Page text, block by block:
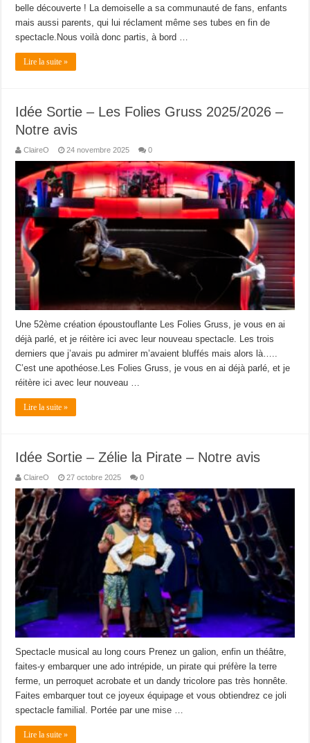
belle découverte ! La demoiselle a sa communauté de fans, enfants
mais aussi parents, qui lui réclament même ses tubes en fin de
spectacle.Nous voilà donc partis, à bord …
Lire la suite »
Idée Sortie – Les Folies Gruss 2025/2026 –
Notre avis
ClaireO 24 novembre 2025 0
Une 52ème création époustouflante Les Folies Gruss, je vous en ai
déjà parlé, et je réitère ici avec leur nouveau spectacle. Les trois
derniers que j’avais pu admirer m’avaient bluffés mais alors là…..
C’est une apothéose.Les Folies Gruss, je vous en ai déjà parlé, et je
réitère ici avec leur nouveau …
Lire la suite »
Idée Sortie – Zélie la Pirate – Notre avis
ClaireO 27 octobre 2025 0
Spectacle musical au long cours Prenez un galion, enfin un théâtre,
faites-y embarquer une ado intrépide, un pirate qui préfère la terre
ferme, un perroquet acrobate et un dandy tricolore pas très honnête.
Faites embarquer tout ce joyeux équipage et vous obtiendrez ce joli
spectacle familial. Portée par une mise …
Lire la suite »